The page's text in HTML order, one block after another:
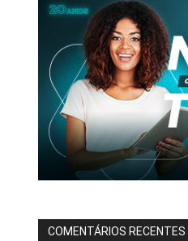
COMENTÁRIOS RECENTES